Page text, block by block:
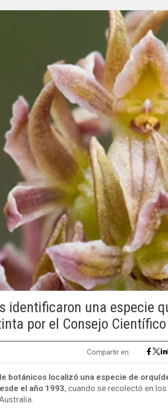
identificaron una especie
por el Consejo
Compartir en:
botánicos localizó una especie de
el año 1993, cuando se recolectó en